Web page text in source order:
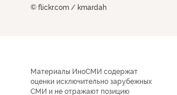
© flickr.com / kmardah
Материалы ИноСМИ содержат
оценки исключительно зарубежных
СМИ и не отражают позицию